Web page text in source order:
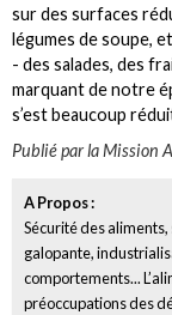
sur des surfaces
légumes de soupe,
- des salades, des
marquant de notre
s’est beaucoup
Publié par la Mission
A Propos :
Sécurité des
galopante,
comportements...
préoccupations des